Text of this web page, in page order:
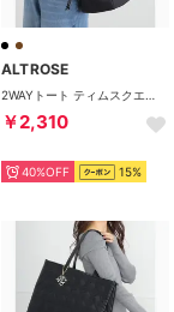
ALTROSE
￥2,310
40%OFF 15%